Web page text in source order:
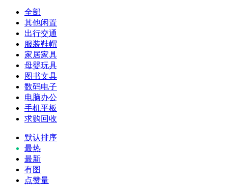
全部
其他闲置
出行交通
服装鞋帽
家居家具
母婴玩具
图书文具
数码电子
电脑办公
手机平板
求购回收
默认排序
最热
最新
有图
点赞量